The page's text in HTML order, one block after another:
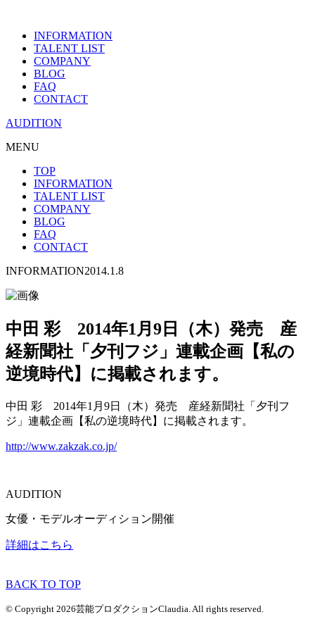
INFORMATION
TALENT LIST
COMPANY
BLOG
FAQ
CONTACT
AUDITION
MENU
TOP
INFORMATION
TALENT LIST
COMPANY
BLOG
FAQ
CONTACT
INFORMATION2014.1.8
中田 彩 2014年1月9日（木）発売 産
経新聞社「夕刊フジ」連載企画【私の
逆境時代】に掲載されます。
中田 彩 2014年1月9日（木）発売 産経新聞社「夕刊フ
ジ」連載企画【私の逆境時代】に掲載されます。
http://www.zakzak.co.jp/
AUDITION
女優・モデルオーディション開催
詳細はこちら
BACK TO TOP
© Copyright 2026芸能プロダクションClaudia. All rights reserved.